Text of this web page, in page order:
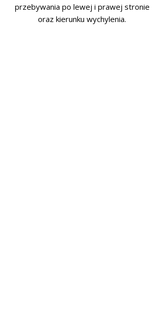
przebywania po lewej i prawej stronie
oraz kierunku wychylenia.